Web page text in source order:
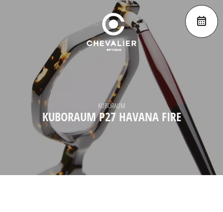
KUBORAUM
KUBORAUM P27 HAVANA FIRE